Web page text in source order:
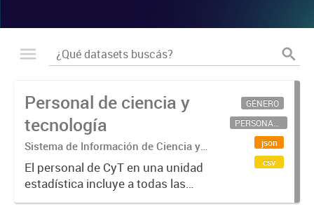
Personal de ciencia y
tecnología
Sistema de Información de Ciencia y
Tecnología Argentino (SICYTAR)
El personal de CyT en una unidad
estadística incluye a todas las
personas involucradas
GÉNERO
PERSONAL CIENTÍFICO-TECNOLÓGICO
json
csv